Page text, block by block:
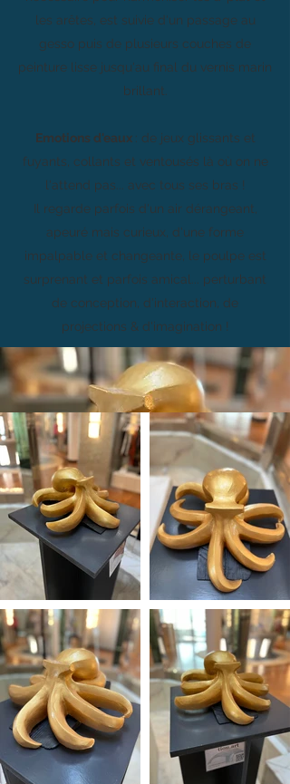
les arêtes, est suivie d'un passage au
gesso puis de plusieurs couches de
peinture lisse jusqu'au final du vernis marin
brillant.
Emotions d'eaux : de jeux glissants et
fuyants, collants et ventousés là où on ne
l'attend pas... avec tous ses bras !
Il regarde parfois d'un air dérangeant,
apeuré mais curieux, d'une forme
impalpable et changeante, le poulpe est
surprenant et parfois amical... perturbant
de conception, d'interaction, de
projections & d'imagination !